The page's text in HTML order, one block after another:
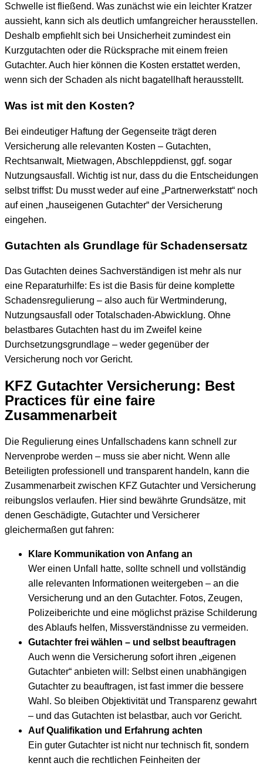
Schwelle ist fließend. Was zunächst wie ein leichter Kratzer
aussieht, kann sich als deutlich umfangreicher herausstellen.
Deshalb empfiehlt sich bei Unsicherheit zumindest ein
Kurzgutachten oder die Rücksprache mit einem freien
Gutachter. Auch hier können die Kosten erstattet werden,
wenn sich der Schaden als nicht bagatellhaft herausstellt.
Was ist mit den Kosten?
Bei eindeutiger Haftung der Gegenseite trägt deren
Versicherung alle relevanten Kosten – Gutachten,
Rechtsanwalt, Mietwagen, Abschleppdienst, ggf. sogar
Nutzungsausfall. Wichtig ist nur, dass du die Entscheidungen
selbst triffst: Du musst weder auf eine „Partnerwerkstatt“ noch
auf einen „hauseigenen Gutachter“ der Versicherung
eingehen.
Gutachten als Grundlage für Schadensersatz
Das Gutachten deines Sachverständigen ist mehr als nur
eine Reparaturhilfe: Es ist die Basis für deine komplette
Schadensregulierung – also auch für Wertminderung,
Nutzungsausfall oder Totalschaden-Abwicklung. Ohne
belastbares Gutachten hast du im Zweifel keine
Durchsetzungsgrundlage – weder gegenüber der
Versicherung noch vor Gericht.
KFZ Gutachter Versicherung: Best
Practices für eine faire
Zusammenarbeit
Die Regulierung eines Unfallschadens kann schnell zur
Nervenprobe werden – muss sie aber nicht. Wenn alle
Beteiligten professionell und transparent handeln, kann die
Zusammenarbeit zwischen KFZ Gutachter und Versicherung
reibungslos verlaufen. Hier sind bewährte Grundsätze, mit
denen Geschädigte, Gutachter und Versicherer
gleichermaßen gut fahren:
Klare Kommunikation von Anfang an
Wer einen Unfall hatte, sollte schnell und vollständig
alle relevanten Informationen weitergeben – an die
Versicherung und an den Gutachter. Fotos, Zeugen,
Polizeiberichte und eine möglichst präzise Schilderung
des Ablaufs helfen, Missverständnisse zu vermeiden.
Gutachter frei wählen – und selbst beauftragen
Auch wenn die Versicherung sofort ihren „eigenen
Gutachter“ anbieten will: Selbst einen unabhängigen
Gutachter zu beauftragen, ist fast immer die bessere
Wahl. So bleiben Objektivität und Transparenz gewahrt
– und das Gutachten ist belastbar, auch vor Gericht.
Auf Qualifikation und Erfahrung achten
Ein guter Gutachter ist nicht nur technisch fit, sondern
kennt auch die rechtlichen Feinheiten der